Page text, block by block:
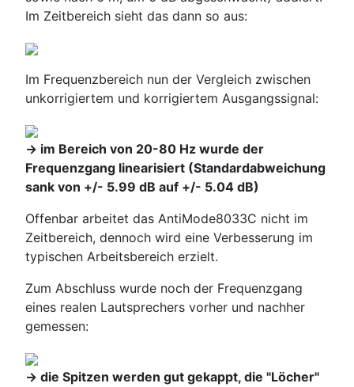
Im Zeitbereich sieht das dann so aus:
Im Frequenzbereich nun der Vergleich zwischen
unkorrigiertem und korrigiertem Ausgangssignal:
-> im Bereich von 20-80 Hz wurde der
Frequenzgang linearisiert (Standardabweichung
sank von +/- 5.99 dB auf +/- 5.04 dB)
Offenbar arbeitet das AntiMode8033C nicht im
Zeitbereich, dennoch wird eine Verbesserung im
typischen Arbeitsbereich erzielt.
Zum Abschluss wurde noch der Frequenzgang
eines realen Lautsprechers vorher und nachher
gemessen:
-> die Spitzen werden gut gekappt, die "Löcher"